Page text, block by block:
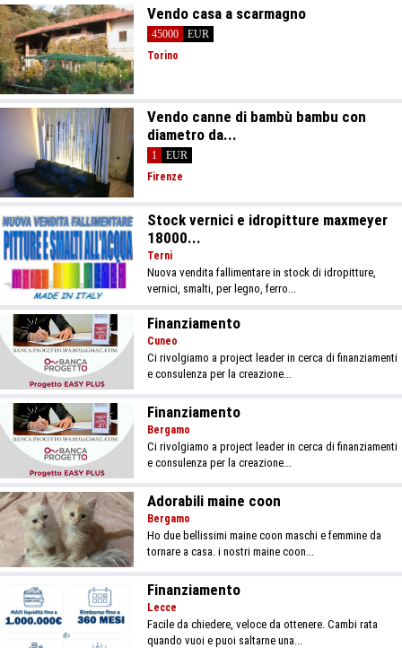
Vendo casa a scarmagno
45000
EUR
Torino
Vendo canne di bambù bambu con
diametro da...
1
EUR
Firenze
Stock vernici e idropitture maxmeyer
18000...
Terni
Nuova vendita fallimentare in stock di idropitture,
vernici, smalti, per legno, ferro...
Finanziamento
Cuneo
Ci rivolgiamo a project leader in cerca di finanziamenti
e consulenza per la creazione...
Finanziamento
Bergamo
Ci rivolgiamo a project leader in cerca di finanziamenti
e consulenza per la creazione...
Adorabili maine coon
Bergamo
Ho due bellissimi maine coon maschi e femmine da
tornare a casa. i nostri maine coon...
Finanziamento
Lecce
Facile da chiedere, veloce da ottenere. Cambi rata
quando vuoi e puoi saltarne una...